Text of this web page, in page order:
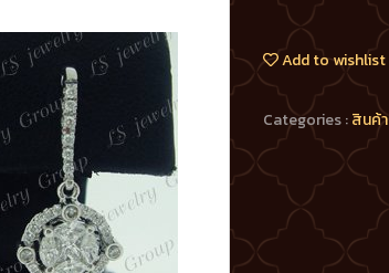
Add to wishlist
Categories :สินค้า